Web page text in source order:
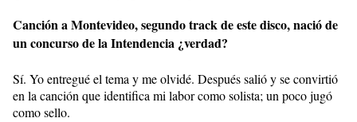
Canción a Montevideo, segundo track de este disco, nació de
un concurso de la Intendencia ¿verdad?
Sí. Yo entregué el tema y me olvidé. Después salió y se convirtió
en la canción que identifica mi labor como solista; un poco jugó
como sello.